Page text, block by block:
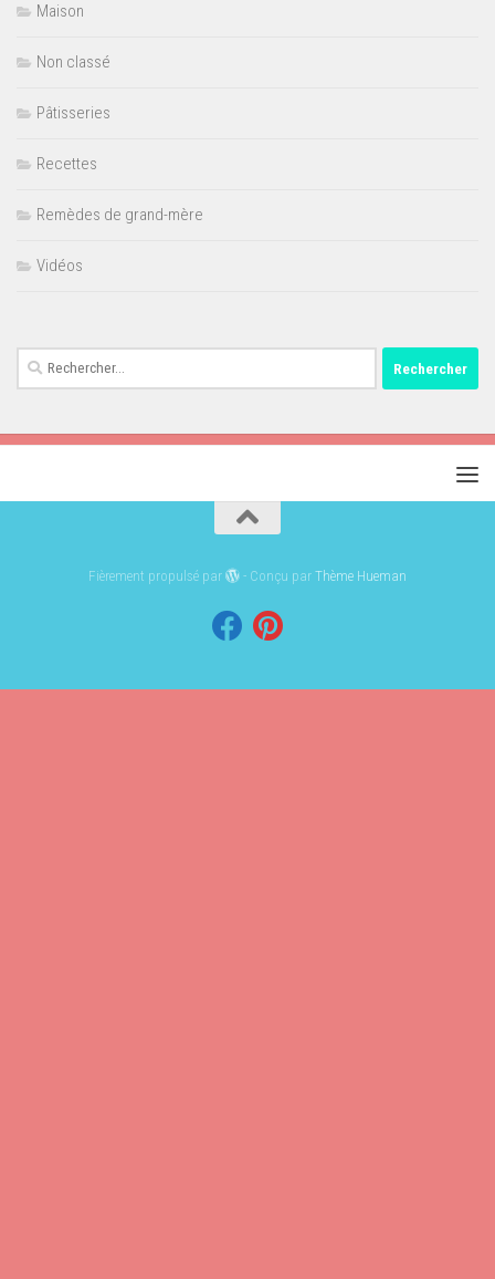
Maison
Non classé
Pâtisseries
Recettes
Remèdes de grand-mère
Vidéos
Rechercher :
Fièrement propulsé par - Conçu parThème Hueman